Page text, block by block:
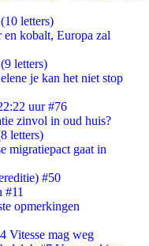
letters)
kobalt, Europa zal
letters)
je kan het niet stop
uur #76
zinvol in oud huis?
letters)
migratiepact gaat in
#50
#11
opmerkingen
Vitesse mag weg